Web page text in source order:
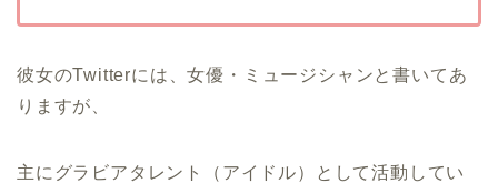
彼女のTwitterには、女優・ミュージシャンと書いてあ
りますが、
主にグラビアタレント（アイドル）として活動してい